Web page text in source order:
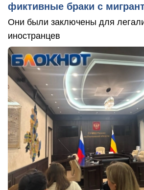
фиктивные браки с
Они были заключены для
иностранцев